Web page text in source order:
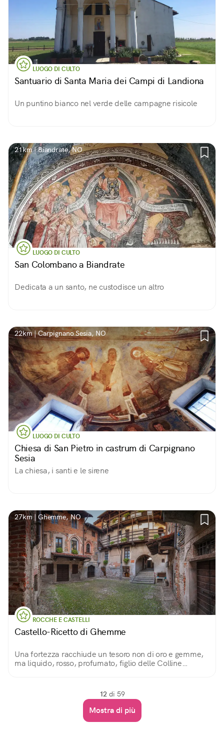
LUOGO DI CULTO
Santuario di Santa Maria dei Campi di Landiona
Un puntino bianco nel verde delle campagne risicole
21km | Biandrate, NO
LUOGO DI CULTO
San Colombano a Biandrate
Dedicata a un santo, ne custodisce un altro
22km | Carpignano Sesia, NO
LUOGO DI CULTO
Chiesa di San Pietro in castrum di Carpignano
Sesia
La chiesa, i santi e le sirene
27km | Ghemme, NO
ROCCHE E CASTELLI
Castello-Ricetto di Ghemme
Una fortezza racchiude un tesoro non di oro e gemme,
ma liquido, rosso, profumato, figlio delle Colline
12 di 59
Mostra di più